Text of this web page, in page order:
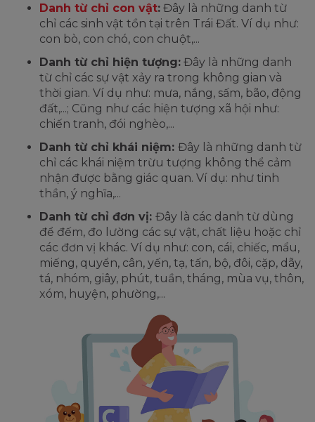
Danh từ chỉ con vật: Đây là những danh từ
chỉ các sinh vật tồn tại trên Trái Đất. Ví dụ như:
con bò, con chó, con chuột,...
Danh từ chỉ hiện tượng: Đây là những danh
từ chỉ các sự vật xảy ra trong không gian và
thời gian. Ví dụ như: mưa, nắng, sấm, bão, động
đất,...; Cũng như các hiện tượng xã hội như:
chiến tranh, đói nghèo,...
Danh từ chỉ khái niệm: Đây là những danh từ
chỉ các khái niệm trừu tượng không thể cảm
nhận được bằng giác quan. Ví dụ: như tinh
thần, ý nghĩa,...
Danh từ chỉ đơn vị: Đây là các danh từ dùng
để đếm, đo lường các sự vật, chất liệu hoặc chỉ
các đơn vị khác. Ví dụ như: con, cái, chiếc, mẩu,
miếng, quyển, cân, yến, tạ, tấn, bộ, đôi, cặp, dãy,
tá, nhóm, giây, phút, tuần, tháng, mùa vụ, thôn,
xóm, huyện, phường,...